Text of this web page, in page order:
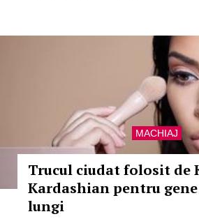
MACHIAJ
Trucul ciudat folosit de
Kardashian pentru gene
lungi